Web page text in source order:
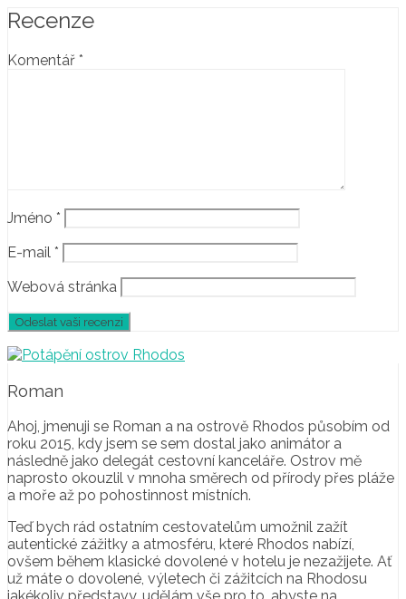
Recenze
Komentář *
Jméno *
E-mail *
Webová stránka
Roman
Ahoj, jmenuji se Roman a na ostrově Rhodos působím od
roku 2015, kdy jsem se sem dostal jako animátor a
následně jako delegát cestovní kanceláře. Ostrov mě
naprosto okouzlil v mnoha směrech od přírody přes pláže
a moře až po pohostinnost místních.
Teď bych rád ostatním cestovatelům umožnil zažít
autentické zážitky a atmosféru, které Rhodos nabízí,
ovšem během klasické dovolené v hotelu je nezažijete. Ať
už máte o dovolené, výletech či zážitcích na Rhodosu